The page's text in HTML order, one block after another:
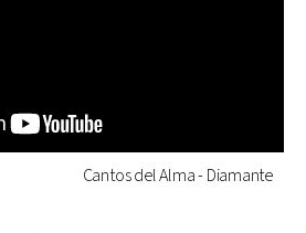
Cantos del Alma - Diamante